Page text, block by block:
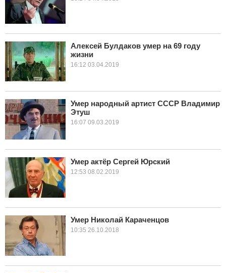
Алексей Булдаков умер на 69 году
жизни
16:12 03.04.2019
Умер народный артист СССР Владимир
Этуш
16:07 09.03.2019
Умер актёр Сергей Юрский
12:53 08.02.2019
Умер Николай Караченцов
10:35 26.10.2018